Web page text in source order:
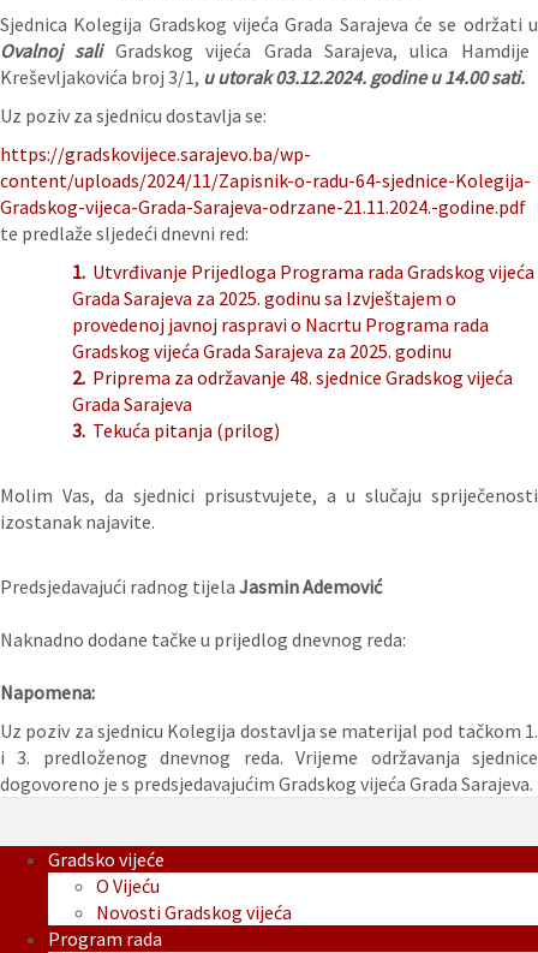
Sjednica Kolegija Gradskog vijeća Grada Sarajeva će se održati u
Ovalnoj sali Gradskog vijeća Grada Sarajeva, ulica Hamdije
Kreševljakovića broj 3/1, u utorak 03.12.2024. godine u 14.00 sati.
Uz poziv za sjednicu dostavlja se:
https://gradskovijece.sarajevo.ba/wp-
content/uploads/2024/11/Zapisnik-o-radu-64-sjednice-Kolegija-
Gradskog-vijeca-Grada-Sarajeva-odrzane-21.11.2024.-godine.pdf
te predlaže sljedeći dnevni red:
1. Utvrđivanje Prijedloga Programa rada Gradskog vijeća
Grada Sarajeva za 2025. godinu sa Izvještajem o
provedenoj javnoj raspravi o Nacrtu Programa rada
Gradskog vijeća Grada Sarajeva za 2025. godinu
2. Priprema za održavanje 48. sjednice Gradskog vijeća
Grada Sarajeva
3. Tekuća pitanja (prilog)
Molim Vas, da sjednici prisustvujete, a u slučaju spriječenosti
izostanak najavite.
Predsjedavajući radnog tijela Jasmin Ademović
Naknadno dodane tačke u prijedlog dnevnog reda:
Napomena:
Uz poziv za sjednicu Kolegija dostavlja se materijal pod tačkom 1.
i 3. predloženog dnevnog reda. Vrijeme održavanja sjednice
dogovoreno je s predsjedavajućim Gradskog vijeća Grada Sarajeva.
Gradsko vijeće
O Vijeću
Novosti Gradskog vijeća
Program rada